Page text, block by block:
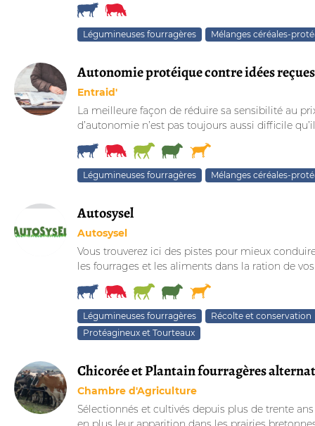
Légumineuses fourragères Mélanges céréales-
Autonomie protéique contre idées reçues
Entraid'
La meilleure façon de réduire sa sensibilité au
d’autonomie n’est pas toujours aussi difficile
Légumineuses fourragères Mélanges céréales-
Autosysel
Autosysel
Vous trouverez ici des pistes pour mieux
les fourrages et les aliments dans la ration de
Légumineuses fourragères
Récolte et conservation
Protéagineux et Tourteaux
Chicorée et Plantain fourragères
Chambre d'Agriculture
Sélectionnés et cultivés depuis plus de trente